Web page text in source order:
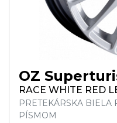
OZ
RACE WHITE RED
PRETEKÁRSKA BIELA
PÍSMOM